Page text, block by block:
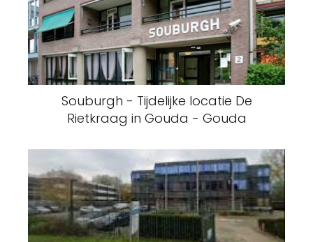
Souburgh - Tijdelijke locatie De
Rietkraag in Gouda - Gouda